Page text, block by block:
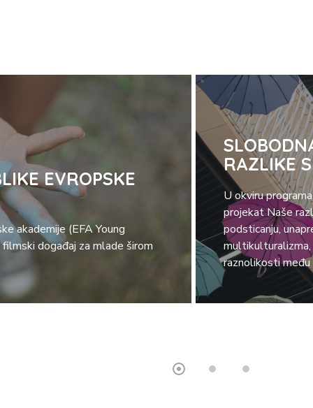
EVROPSKE
akademije (EFA Young
događaj za mlade širom
RAZLIKE
U okviru
projekat Naše
podsticanju,
multikulturalizma,
raznolikosti